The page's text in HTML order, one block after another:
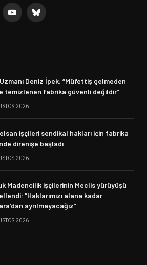
YouTubeBluesky
Deniz İpek: “Müfettiş gelmeden
temizlenen fabrika güvenli değildir”
2026
işçileri sendikal hakları için fabrika
direnişe başladı
2026
Madencilik işçilerinin Meclis yürüyüşü
“Haklarımızı alana kadar
ayrılmayacağız”
2026